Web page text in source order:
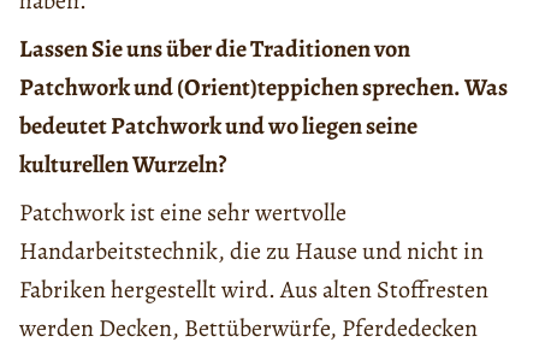
Lassen Sie uns über die Traditionen von
Patchwork und (Orient)teppichen sprechen. Was
bedeutet Patchwork und wo liegen seine
kulturellen Wurzeln?
Patchwork ist eine sehr wertvolle
Handarbeitstechnik, die zu Hause und nicht in
Fabriken hergestellt wird. Aus alten Stoffresten
werden Decken, Bettüberwürfe, Pferdedecken